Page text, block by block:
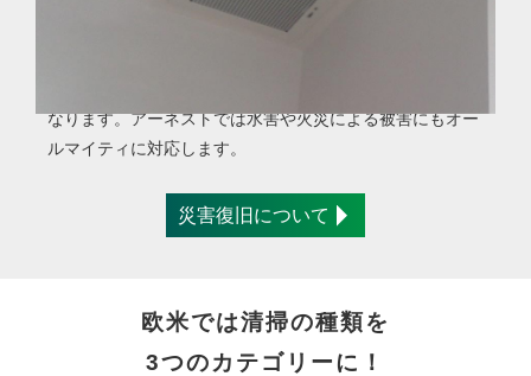
なります。アーネストでは水害や火災による被害にもオー
ルマイティに対応します。
災害復旧について
欧米では清掃の種類を
3つのカテゴリーに！